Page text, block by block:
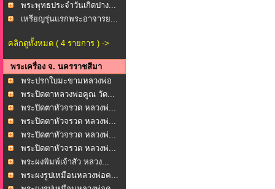
พระพุทธประจำวันเกิดปาง...
เหรียญรุ่นแรกพระอาจารย...
คลิกดูทั้งหมด ( 4 รายการ ) ->
พระเครื่อง จ. นครราชสีมา
พระปรกใบมะขามหลวงพ่อ
พุ...
พระปิดตาหลวงพ่อคูณ วัด...
พระปิดตาหัวจรวด หลวงพ่...
พระปิดตาหัวจรวด หลวงพ่...
พระปิดตาหัวจรวด หลวงพ่...
พระปิดตาหัวจรวด หลวงพ่...
พระผงพิมพ์เจ้าสัว หลวง...
พระผงรูปเหมือนหลวงพ่อค...